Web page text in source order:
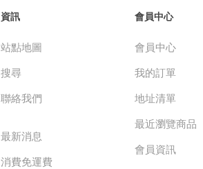
資訊
站點地圖
搜尋
聯絡我們
最新消息
消費免運費
會員中心
會員中心
我的訂單
地址清單
最近瀏覽商品
會員資訊